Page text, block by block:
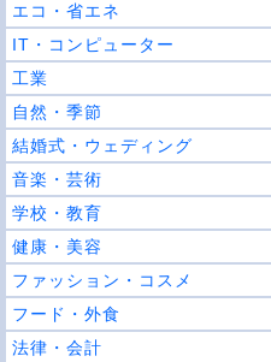
エコ・省エネ
IT・コンピューター
工業
自然・季節
結婚式・ウェディング
音楽・芸術
学校・教育
健康・美容
ファッション・コスメ
フード・外食
法律・会計